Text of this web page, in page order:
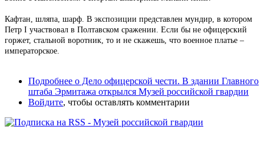
Кафтан, шляпа, шарф. В экспозиции представлен мундир, в котором
Петр I участвовал в Полтавском сражении. Если бы не офицерский
горжет, стальной воротник, то и не скажешь, что военное платье ‒
императорское.
Подробнее о Дело офицерской чести. В здании Главного
штаба Эрмитажа открылся Музей российской гвардии
Войдите, чтобы оставлять комментарии